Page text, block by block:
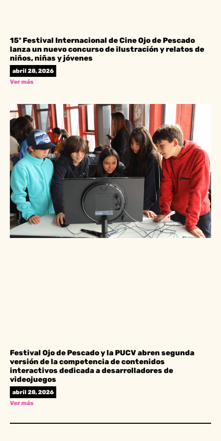
15º Festival Internacional de Cine Ojo de Pescado
lanza un nuevo concurso de ilustración y relatos de
niños, niñas y jóvenes
abril 28, 2026
Ver más
Festival Ojo de Pescado y la PUCV abren segunda
versión de la competencia de contenidos
interactivos dedicada a desarrolladores de
videojuegos
abril 28, 2026
Ver más